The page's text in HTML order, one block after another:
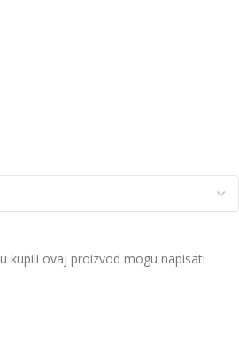
kupili ovaj proizvod mogu napisati